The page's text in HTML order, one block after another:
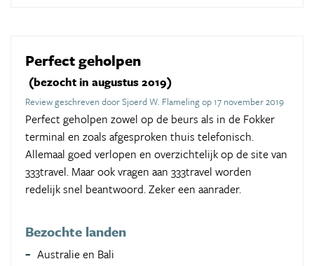
Perfect geholpen
(bezocht in augustus 2019)
Review geschreven door Sjoerd W. Flameling op 17 november 2019
Perfect geholpen zowel op de beurs als in de Fokker
terminal en zoals afgesproken thuis telefonisch.
Allemaal goed verlopen en overzichtelijk op de site van
333travel. Maar ook vragen aan 333travel worden
redelijk snel beantwoord. Zeker een aanrader.
Bezochte landen
Australie en Bali